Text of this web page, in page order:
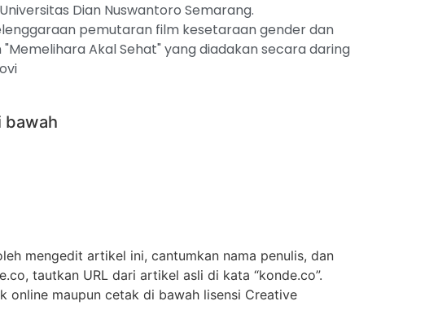
Dian Nuswantoro Semarang.
pemutaran film kesetaraan gender dan
Akal Sehat" yang diadakan secara daring
bawah
mengedit artikel ini, cantumkan nama penulis, dan
tautkan URL dari artikel asli di kata “konde.co”.
online maupun cetak di bawah lisensi Creative